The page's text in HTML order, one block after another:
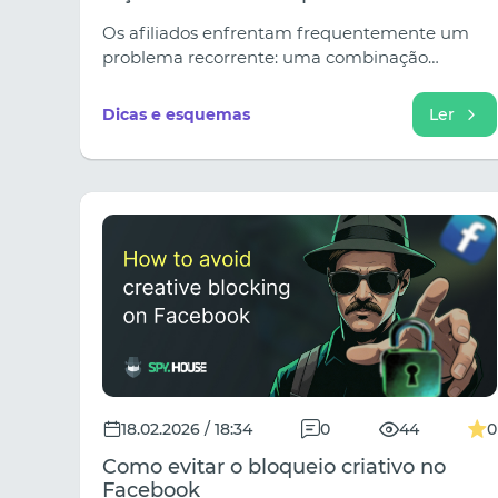
realmente gere lucro.
Os afiliados enfrentam frequentemente um
problema recorrente: uma combinação
semanas, após o que a eficiência diminui, as
contas são bloqueadas e o custo por clique
aumenta.
Dicas e esquemas Ler
18.02.2026 / 18:34 0 44 0
Como evitar o bloqueio criativo no
Facebook